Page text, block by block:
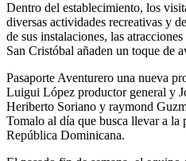
Dentro del establecimiento, los
diversas actividades recreativas y
de sus instalaciones, las
San Cristóbal añaden un toque de
Pasaporte Aventurero una nueva
Luigui López productor general y
Heriberto Soriano y raymond
Tomalo al día que busca llevar a la
República Dominicana.